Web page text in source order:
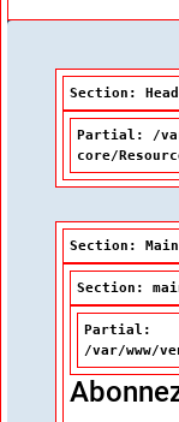
Section:
Partial: /var/
core/
Section: Main
Section:
Partial:
/var/www/